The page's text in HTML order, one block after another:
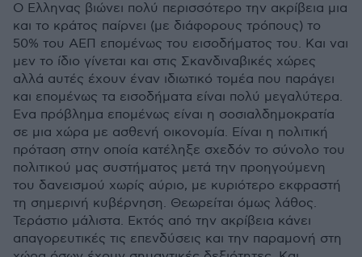
Ο Ελληνας βιώνει πολύ περισσότερο την ακρίβεια μια
και το κράτος παίρνει (με διάφορους τρόπους) το
50% του ΑΕΠ επομένως του εισοδήματος του. Και ναι
μεν το ίδιο γίνεται και στις Σκανδιναβικές χώρες
αλλά αυτές έχουν έναν ιδιωτικό τομέα που παράγει
και επομένως τα εισοδήματα είναι πολύ μεγαλύτερα.
Ενα πρόβλημα επομένως είναι η σοσιαλδημοκρατία
σε μια χώρα με ασθενή οικονομία. Είναι η πολιτική
πρόταση στην οποία κατέληξε σχεδόν το σύνολο του
πολιτικού μας συστήματος μετά την προηγούμενη
του δανεισμού χωρίς αύριο, με κυριότερο εκφραστή
τη σημερινή κυβέρνηση. Θεωρείται όμως λάθος.
Τεράστιο μάλιστα. Εκτός από την ακρίβεια κάνει
απαγορευτικές τις επενδύσεις και την παραμονή στη